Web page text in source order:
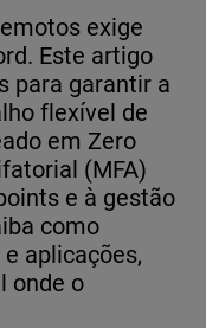
exige
Este artigo
para garantir a
flexível de
em Zero
(MFA)
e à gestão
como
aplicações,
onde o